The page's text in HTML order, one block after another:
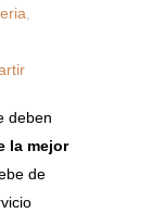
,
deben
la mejor
de